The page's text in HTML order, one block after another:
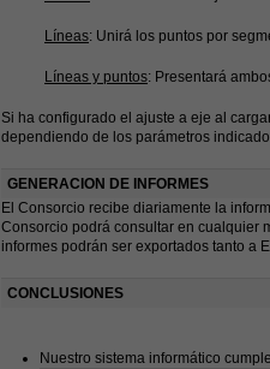
Líneas: Unirá los puntos por
Líneas y puntos: Presentará
Si ha configurado el ajuste a eje al
dependiendo de los parámetros
GENERACION DE INFORMES
El Consorcio recibe diariamente la
Consorcio podrá consultar en cualquier
informes podrán ser exportados tanto a
CONCLUSIONES
Nuestro sistema informático